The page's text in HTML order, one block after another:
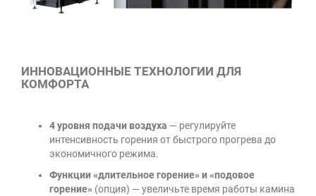
ИННОВАЦИОННЫЕ ТЕХНОЛОГИИ ДЛЯ
КОМФОРТА
4 уровня подачи воздуха — регулируйте
интенсивность горения от быстрого прогрева до
экономичного режима.
Функции «длительное горение» и «подовое
горение» (опция) — увеличьте время работы камина